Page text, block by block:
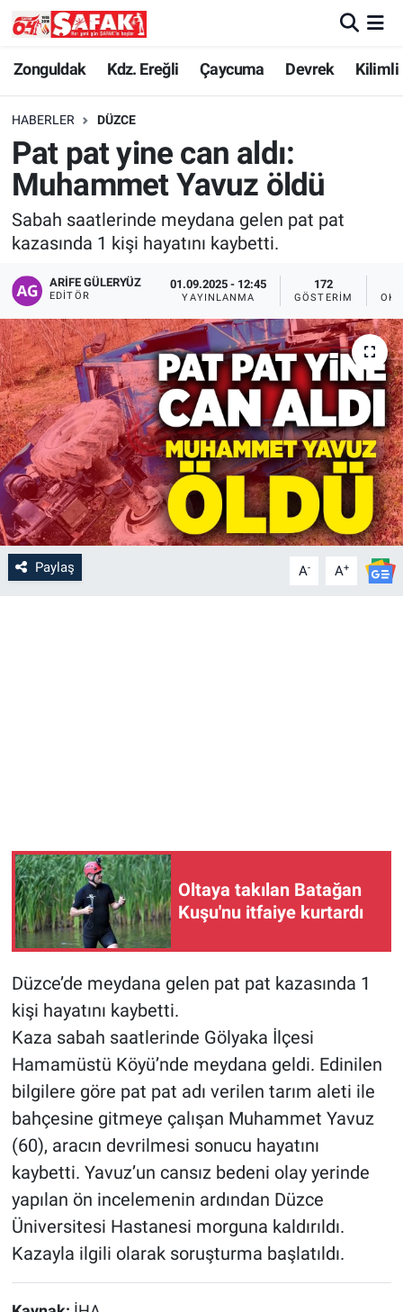
Zonguldak Kdz. Ereğli Çaycuma Devrek Kilimli
HABERLER DÜZCE
Pat pat yine can aldı:
Muhammet Yavuz öldü
Sabah saatlerinde meydana gelen pat pat
kazasında 1 kişi hayatını kaybetti.
ARIFE GÜLERYÜZ
EDITÖR
01.09.2025 - 12:45
YAYINLANMA
172
GÖSTERIM
Paylaş A- A+
Oltaya takılan Batağan
Kuşu'nu itfaiye kurtardı
Düzce’de meydana gelen pat pat kazasında 1
kişi hayatını kaybetti.
Kaza sabah saatlerinde Gölyaka İlçesi
Hamamüstü Köyü’nde meydana geldi. Edinilen
bilgilere göre pat pat adı verilen tarım aleti ile
bahçesine gitmeye çalışan Muhammet Yavuz
(60), aracın devrilmesi sonucu hayatını
kaybetti. Yavuz’un cansız bedeni olay yerinde
yapılan ön incelemenin ardından Düzce
Üniversitesi Hastanesi morguna kaldırıldı.
Kazayla ilgili olarak soruşturma başlatıldı.
Zonguldak
Kdz. Ereğli
Çaycuma
Kilimli
Asayiş
Spor
Resmi İlan
Zonguldak Nöbetçi Eczaneler
Zonguldak Hava Durumu
Zonguldak Namaz Vakitleri
Süper Lig Puan Durumu ve Fikstür
Tüm Manşetler
Son Dakika Haberleri
Haber Arşivi